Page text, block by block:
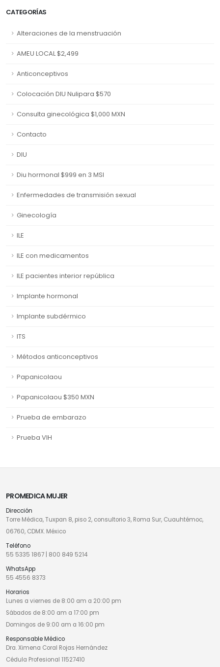
CATEGORÍAS
Alteraciones de la menstruación
AMEU LOCAL $2,499
Anticonceptivos
Colocación DIU Nulipara $570
Consulta ginecológica $1,000 MXN
Contacto
DIU
Diu hormonal $999 en 3 MSI
Enfermedades de transmisión sexual
Ginecología
ILE
ILE con medicamentos
ILE pacientes interior república
Implante hormonal
Implante subdérmico
ITS
Métodos anticonceptivos
Papanicolaou
Papanicolaou $350 MXN
Prueba de embarazo
Prueba VIH
PROMEDICA MUJER
Dirección
Torre Médica, Tuxpan 8, piso 2, consultorio 3, Roma Sur, Cuauhtémoc,
06760, CDMX. México
Teléfono
55 5335 1867
800 849 5214
WhatsApp
55 4556 8373
Horarios
Lunes a viernes de 8:00 am a 20:00 pm
Sábados de 8:00 am a 17:00 pm
Domingos de 9:00 am a 16:00 pm
Responsable Médico
Dra. Ximena Coral Rojas Hernández
Cédula Profesional 11527410